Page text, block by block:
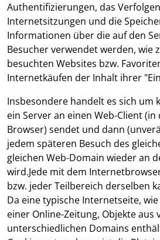
Authentifizierungen, das
Internetsitzungen und die
Informationen über die auf den
Besucher verwendet werden, wie
besuchten Websites bzw.
Internetkäufen der Inhalt ihrer
Insbesondere handelt es sich um
ein Server an einen Web-Client (in
Browser) sendet und dann
jedem späteren Besuch des
gleichen Web-Domain wieder an
wird.Jede mit dem
bzw. jeder Teilbereich derselben
Da eine typische Internetseite,
einer Online-Zeitung, Objekte aus
unterschiedlichen Domains